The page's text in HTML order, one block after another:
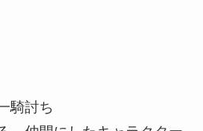
騎討ち